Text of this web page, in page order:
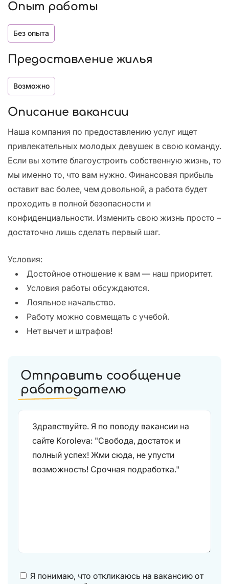
Опыт работы
Без опыта
Предоставление жилья
Возможно
Описание вакансии
Наша компания по предоставлению услуг ищет
привлекательных молодых девушек в свою команду.
Если вы хотите благоустроить собственную жизнь, то
мы именно то, что вам нужно. Финансовая прибыль
оставит вас более, чем довольной, а работа будет
проходить в полной безопасности и
конфиденциальности. Изменить свою жизнь просто –
достаточно лишь сделать первый шаг.
Условия:
Достойное отношение к вам — наш приоритет.
Условия работы обсуждаются.
Лояльное начальство.
Работу можно совмещать с учебой.
Нет вычет и штрафов!
Отправить сообщение
работодателю
Я понимаю, что откликаюсь на вакансию от